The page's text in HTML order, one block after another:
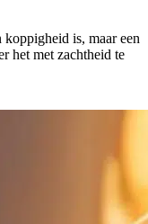
is, maar een
het met zachtheid te